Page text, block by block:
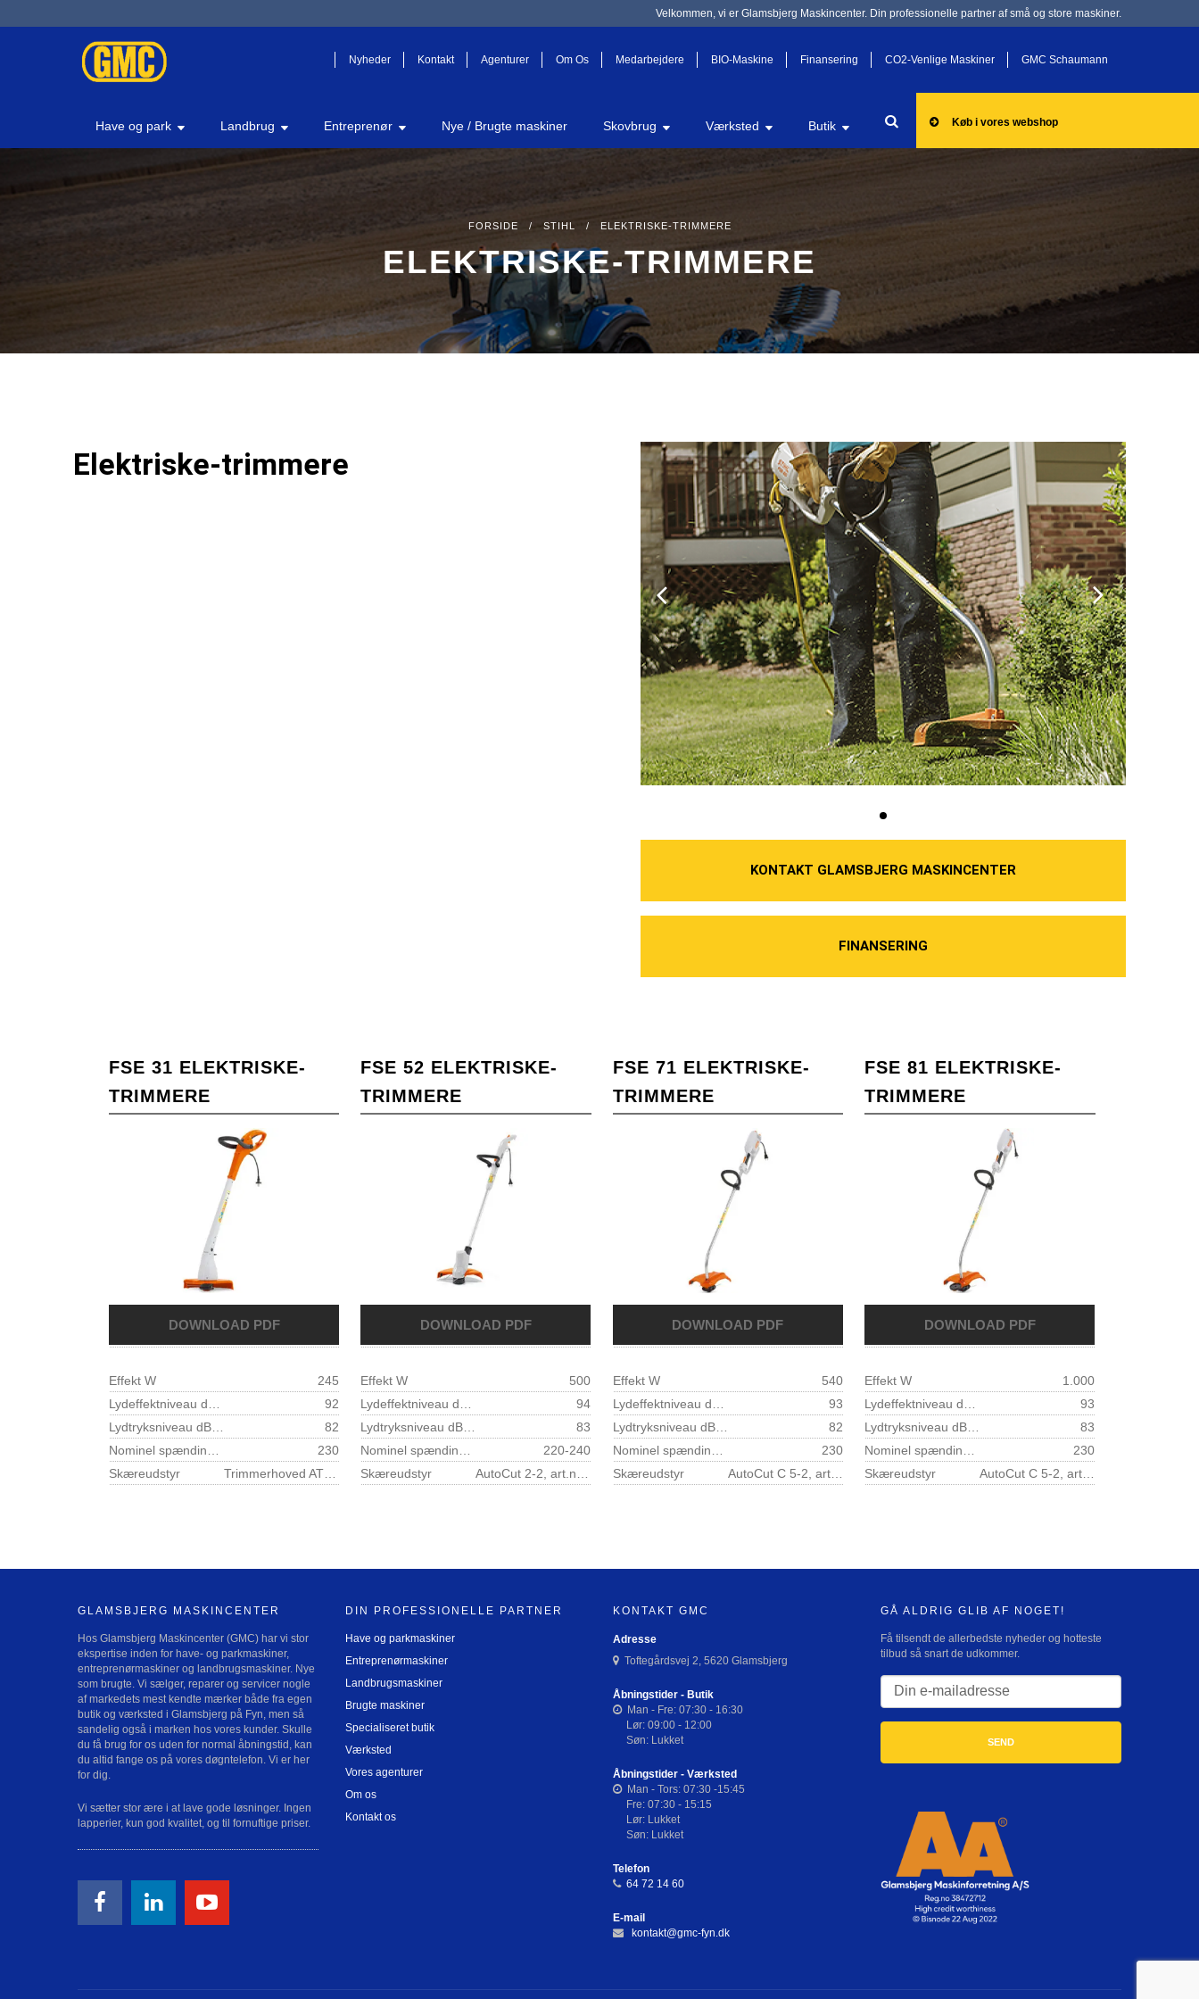
Velkommen, vi er Glamsbjerg Maskincenter. Din professionelle partner af små og store maskiner.
Nyheder Kontakt Agenturer Om Os Medarbejdere BIO-Maskine Finansering CO2-Venlige Maskiner GMC Schaumann
Have og park Landbrug Entreprenør Nye / Brugte maskiner Skovbrug Værksted Butik Køb i vores webshop
FORSIDE / STIHL / ELEKTRISKE-TRIMMERE
ELEKTRISKE-TRIMMERE
Elektriske-trimmere
KONTAKT GLAMSBJERG MASKINCENTER
FINANSERING
FSE 31 ELEKTRISKE-
TRIMMERE
Effekt W
245
92
82
230
Skæreudstyr
FSE 52 ELEKTRISKE-
TRIMMERE
Effekt W
500
94
83
220-240
Skæreudstyr
FSE 71 ELEKTRISKE-
TRIMMERE
Effekt W
540
93
Lydtryksniveau dB(A) 1)
82
230
Skæreudstyr
AutoCut C 5-2, art.nr. 40.067.102.105
FSE 81 ELEKTRISKE-
TRIMMERE
Effekt W
1.000
93
83
230
Skæreudstyr
GLAMSBJERG MASKINCENTER
Hos Glamsbjerg Maskincenter (GMC) har vi stor
ekspertise inden for have- og parkmaskiner,
entreprenørmaskiner og landbrugsmaskiner. Nye
som brugte. Vi sælger, reparer og servicer nogle
af markedets mest kendte mærker både fra egen
butik og værksted i Glamsbjerg på Fyn, men så
sandelig også i marken hos vores kunder. Skulle
du få brug for os uden for normal åbningstid, kan
du altid fange os på vores døgntelefon. Vi er her
for dig.
Vi sætter stor ære i at lave gode løsninger. Ingen
lapperier, kun god kvalitet, og til fornuftige priser.
DIN PROFESSIONELLE PARTNER
Have og parkmaskiner
Entreprenørmaskiner
Landbrugsmaskiner
Brugte maskiner
Specialiseret butik
Værksted
Vores agenturer
Om os
Kontakt os
KONTAKT GMC
Adresse
Toftegårdsvej 2, 5620 Glamsbjerg
Åbningstider - Butik
Man - Fre: 07:30 - 16:30
Lør: 09:00 - 12:00
Søn: Lukket
Åbningstider - Værksted
Man - Tors: 07:30 -15:45
Fre: 07:30 - 15:15
Lør: Lukket
Søn: Lukket
Telefon
64 72 14 60
E-mail
kontakt@gmc-fyn.dk
GÅ ALDRIG GLIB AF NOGET!
Få tilsendt de allerbedste nyheder og hotteste
tilbud så snart de udkommer.